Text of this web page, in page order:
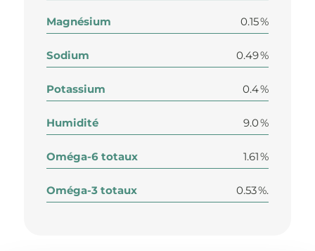
Magnésium 0.15 %
Sodium 0.49 %
Potassium 0.4 %
Humidité 9.0 %
Oméga-6 totaux 1.61 %
Oméga-3 totaux 0.53 %.